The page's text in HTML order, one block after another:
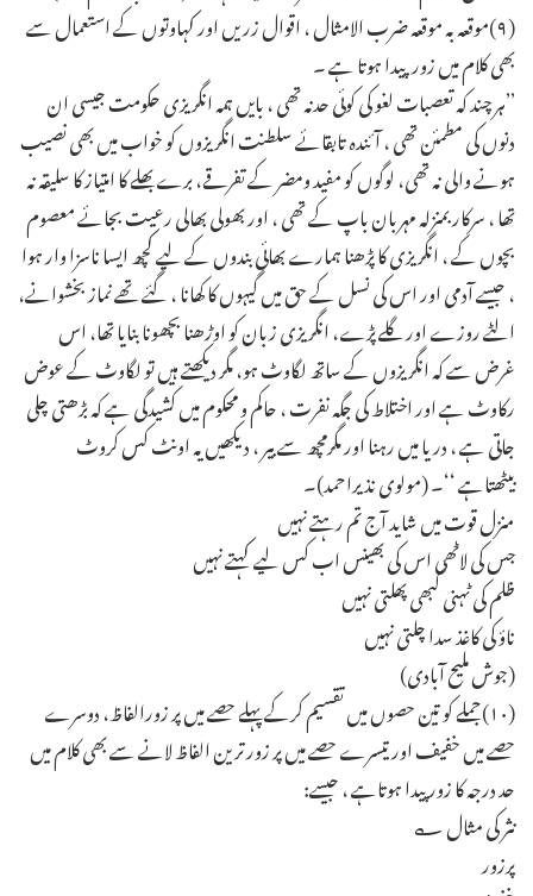
(۹)موقعہ بہ موقعہ ضرب الامثال ، اقوال زریں اور کہاوتوں کے استعمال سے
بھی کلام میں زورپیدا ہوتا ہے ۔
’’ہر چند کہ تعصبات لغو کی کوئی حدنہ تھی ، بایں ہمہ انگریزی حکومت جیسی ان
دنوں کی مطمئن تھی ، آئندہ تابقائے سلطنت انگریزوں کو خواب میں بھی نصیب
ہونے والی نہ تھی، لوگوں کو مفید ومضر کے تفرقے، برے بھلے کا امتیاز کا سلیقہ نہ
تھا ، سرکار بمنزلہ مہربان باپ کے تھی ، اور بھولی بھالی رعیت بجائے معصوم
بچوں کے ، انگریزی کا پڑھنا ہمارے بھائی بندوں کے لیے کچھ ایسا ناسزا وار ہوا
، جیسے آدمی اور اس کی نسل کے حق میں گیہوں کا کھانا ، گئے تھے نماز بخشوانے،
الٹے روزے اور گلے پڑے، انگریزی زبان کو اوڑھنا بچھونا بنایا تھا، اس
غرض سے کہ انگریزوں کے ساتھ لگاوٹ ہو، مگر دیکھتے ہیں تو لگاوٹ کے عوض
رکاوٹ ہے اور اختلاط کی جگہ نفرت ، حاکم و محکوم میں کشیدگی ہے کہ بڑھتی چلی
جاتی ہے ، دریا میں رہنا اور مگرمچھ سے بیر ، دیکھیں یہ اونٹ کس کروٹ
بیٹھتاہے ‘‘۔ (مولوی نذیراحمد)۔
منزل قوت میں شاید آج تم رہتے نہیں
جس کی لاٹھی اس کی بھینس اب کس لیے کہتے نہیں
ظلم کی ٹہنی کبھی پھلتی نہیں
ناؤ کی کاغذ سدا چلتی نہیں
(جوش ملیح آبادی)
(۱۰)جملے کو تین حصوں میں تقسیم کرکے پہلے حصے میں پر زورالفاظ، دوسرے
حصے میں خفیف اور تیسرے حصے میں پر زور ترین الفاظ لانے سے بھی کلام میں
حد درجہ کا زور پیدا ہوتاہے ، جیسے:
نثر کی مثال ؎
پرزور